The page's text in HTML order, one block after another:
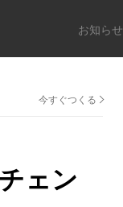
お知らせ
今すぐつくる
ェン